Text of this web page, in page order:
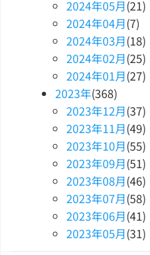
2024年05月(21)
2024年04月(7)
2024年03月(18)
2024年02月(25)
2024年01月(27)
2023年(368)
2023年12月(37)
2023年11月(49)
2023年10月(55)
2023年09月(51)
2023年08月(46)
2023年07月(58)
2023年06月(41)
2023年05月(31)